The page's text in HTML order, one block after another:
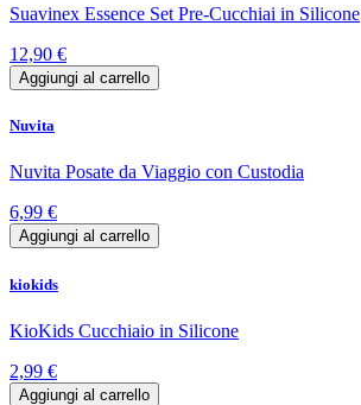
Suavinex Essence Set Pre-Cucchiai in Silicone
12,90 €
Aggiungi al carrello
Nuvita
Nuvita Posate da Viaggio con Custodia
6,99 €
Aggiungi al carrello
kiokids
KioKids Cucchiaio in Silicone
2,99 €
Aggiungi al carrello